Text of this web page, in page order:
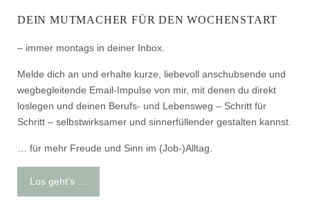
DEIN MUTMACHER FÜR DEN WOCHENSTART
– immer montags in deiner Inbox.
Melde dich an und erhalte kurze, liebevoll anschubsende und
wegbegleitende Email-Impulse von mir, mit denen du direkt
loslegen und deinen Berufs- und Lebensweg – Schritt für
Schritt – selbstwirksamer und sinnerfüllender gestalten kannst.
… für mehr Freude und Sinn im (Job-)Alltag.
Los geht’s …